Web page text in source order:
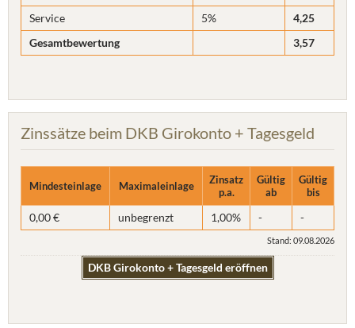
Service
5%
4,25
Gesamtbewertung
3,57
Zinssätze beim DKB Girokonto + Tagesgeld
Mindesteinlage Maximaleinlage
Zinsatz
p.a.
Gültig
ab
Gültig
bis
0,00 € unbegrenzt 1,00% - -
Stand: 09.08.2026
DKB Girokonto + Tagesgeld eröffnen